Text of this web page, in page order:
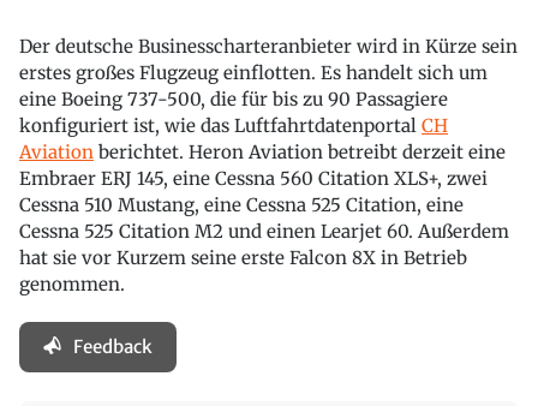
Der deutsche Businesscharteranbieter wird in Kürze sein
erstes großes Flugzeug einflotten. Es handelt sich um
eine Boeing 737-500, die für bis zu 90 Passagiere
konfiguriert ist, wie das Luftfahrtdatenportal CH
Aviation berichtet. Heron Aviation betreibt derzeit eine
Embraer ERJ 145, eine Cessna 560 Citation XLS+, zwei
Cessna 510 Mustang, eine Cessna 525 Citation, eine
Cessna 525 Citation M2 und einen Learjet 60. Außerdem
hat sie vor Kurzem seine erste Falcon 8X in Betrieb
genommen.
Feedback